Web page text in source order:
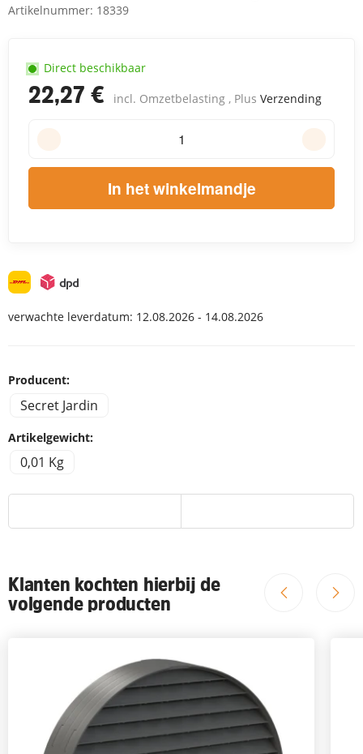
Artikelnummer: 18339
22,27 € incl. Omzetbelasting , Plus Verzending
Direct beschikbaar
In het winkelmandje
verwachte leverdatum: 12.08.2026 - 14.08.2026
Producent:
Secret Jardin
Artikelgewicht:
0,01 Kg
Klanten kochten hierbij de
volgende producten